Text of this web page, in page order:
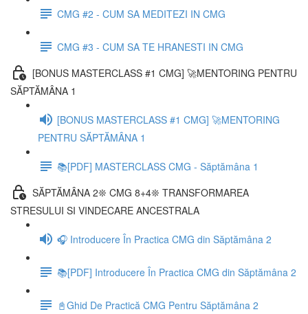
CMG #2 - CUM SA MEDITEZI IN CMG
CMG #3 - CUM SA TE HRANESTI IN CMG
[BONUS MASTERCLASS #1 CMG] 🚀MENTORING PENTRU
SĂPTĂMÂNA 1
[BONUS MASTERCLASS #1 CMG] 🚀MENTORING
PENTRU SĂPTĂMÂNA 1
📚[PDF] MASTERCLASS CMG - Săptămâna 1
SĂPTĂMÂNA 2❊ CMG 8+4❊ TRANSFORMAREA
STRESULUI SI VINDECARE ANCESTRALA
🎧 Introducere În Practica CMG din Săptămâna 2
📚[PDF] Introducere În Practica CMG din Săptămâna 2
📓Ghid De Practică CMG Pentru Săptămâna 2